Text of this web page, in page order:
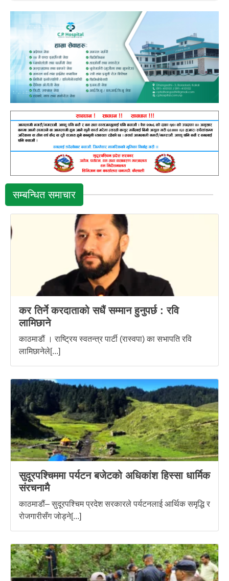
सम्बन्धित समाचार
कर तिर्ने करदाताको सधैं सम्मान हुनुपर्छ : रवि
लामिछाने
काठमाडौं । राष्ट्रिय स्वतन्त्र पार्टी (रास्वपा) का सभापति रवि
लामिछानेले[...]
सुदूरपश्चिममा पर्यटन बजेटको अधिकांश हिस्सा धार्मिक
संरचनामै
काठमाडौं– सुदूरपश्चिम प्रदेश सरकारले पर्यटनलाई आर्थिक समृद्धि र
रोजगारीसँग जोड्ने[...]